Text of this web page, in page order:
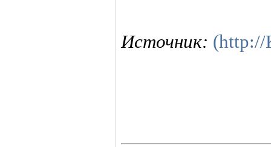
Источник: (http://